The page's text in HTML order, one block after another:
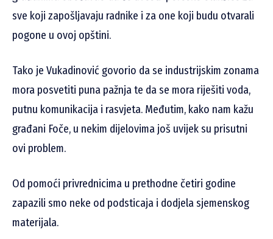
sve koji zapošljavaju radnike i za one koji budu otvarali
pogone u ovoj opštini.
Tako je Vukadinović govorio da se industrijskim zonama
mora posvetiti puna pažnja te da se mora riješiti voda,
putnu komunikacija i rasvjeta. Međutim, kako nam kažu
građani Foče, u nekim dijelovima još uvijek su prisutni
ovi problem.
Od pomoći privrednicima u prethodne četiri godine
zapazili smo neke od podsticaja i dodjela sjemenskog
materijala.